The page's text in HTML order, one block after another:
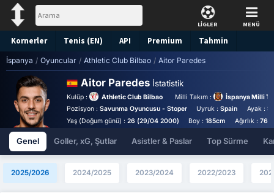
LİGLER MENÜ
Kornerler Tenis (EN) API Premium Tahmin
İspanya / Oyuncular / Athletic Club Bilbao / Aitor Paredes
Aitor Paredes İstatistik
Kulüp : Athletic Club Bilbao Milli Takım :
İspanya Milli
Pozisyon : Savunma Oyuncusu - Stoper Uyruk :Spain Ayak :
Yaş (Doğum günü) : 26 (29/04 2000) Boy :185cm Ağırlık :
Genel Goller, xG, Şutlar Asistler & Paslar Top Sürme
2025/2026 2024/2025 2023/2024 2022/2023